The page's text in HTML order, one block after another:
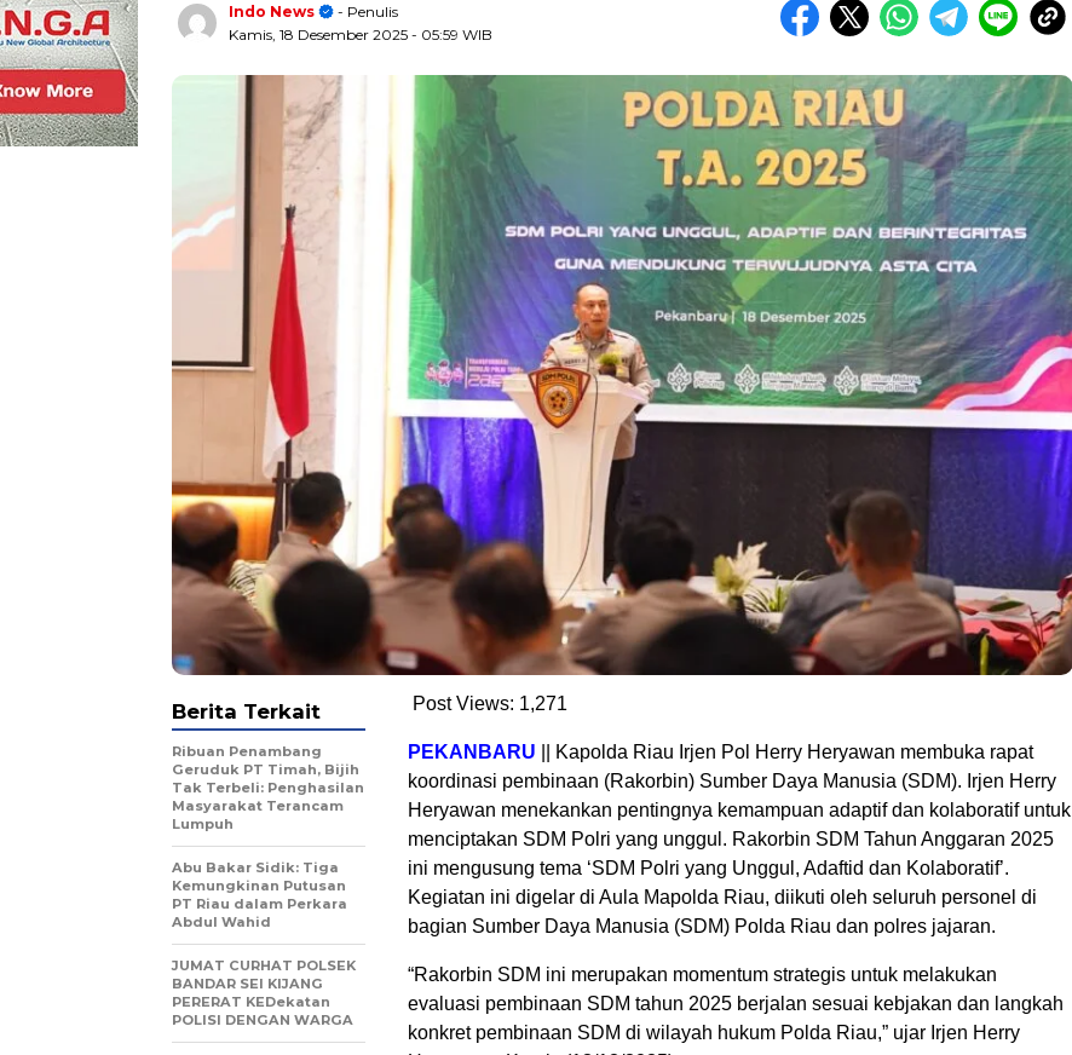
Indo News
- Penulis
Kamis, 18 Desember 2025 - 05:59 WIB
Post Views: 1,271
PEKANBARU || Kapolda Riau Irjen Pol Herry Heryawan membuka rapat
koordinasi pembinaan (Rakorbin) Sumber Daya Manusia (SDM). Irjen Herry
Heryawan menekankan pentingnya kemampuan adaptif dan kolaboratif untuk
menciptakan SDM Polri yang unggul. Rakorbin SDM Tahun Anggaran 2025
ini mengusung tema ‘SDM Polri yang Unggul, Adaftid dan Kolaboratif’.
Kegiatan ini digelar di Aula Mapolda Riau, diikuti oleh seluruh personel di
bagian Sumber Daya Manusia (SDM) Polda Riau dan polres jajaran.
“Rakorbin SDM ini merupakan momentum strategis untuk melakukan
evaluasi pembinaan SDM tahun 2025 berjalan sesuai kebjakan dan langkah
konkret pembinaan SDM di wilayah hukum Polda Riau,” ujar Irjen Herry
Berita Terkait
Ribuan Penambang
Geruduk PT Timah, Bijih
Tak Terbeli: Penghasilan
Masyarakat Terancam
Lumpuh
Abu Bakar Sidik: Tiga
Kemungkinan Putusan
PT Riau dalam Perkara
Abdul Wahid
JUMAT CURHAT POLSEK
BANDAR SEI KIJANG
PERERAT KEDekatan
POLISI DENGAN WARGA